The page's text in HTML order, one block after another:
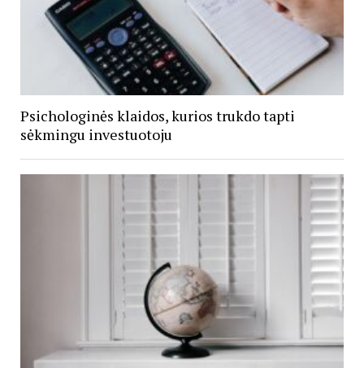
Psichologinės klaidos, kurios trukdo tapti
sėkmingu investuotoju